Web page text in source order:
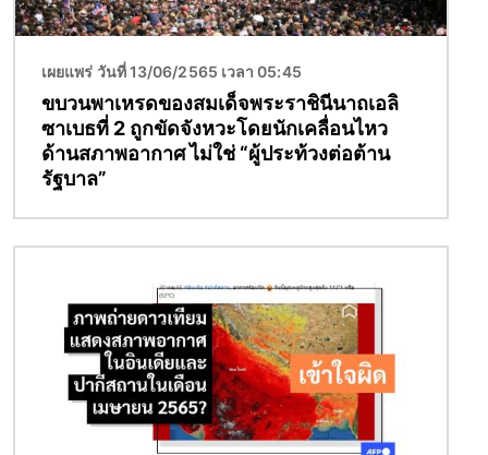
เผยแพร่ วันที่ 13/06/2565 เวลา 05:45
ขบวนพาเหรดของสมเด็จพระราชินีนาถเอลิ
ซาเบธที่ 2 ถูกขัดจังหวะโดยนักเคลื่อนไหว
ด้านสภาพอากาศ ไม่ใช่ “ผู้ประท้วงต่อต้าน
รัฐบาล”